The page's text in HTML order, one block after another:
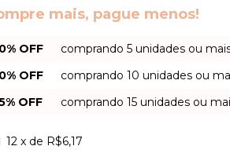
mais, pague menos!
OFF
comprando 5 unidades ou
OFF
comprando 10 unidades ou
OFF
comprando 15 unidades ou
12 x de R$6,17